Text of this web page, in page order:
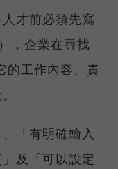
才前必須先寫
，企業在尋找
的工作內容、責
「有明確輸入
及「可以設定